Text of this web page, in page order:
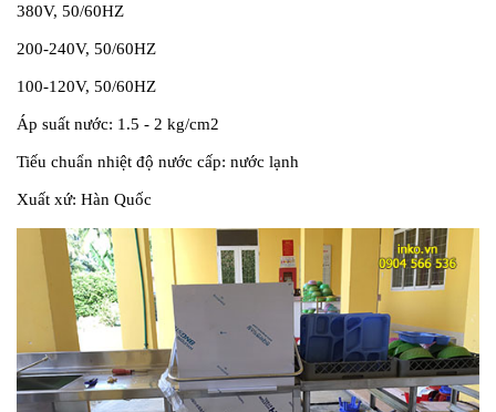
380V, 50/60HZ
200-240V, 50/60HZ
100-120V, 50/60HZ
Áp suất nước: 1.5 - 2 kg/cm2
Tiếu chuẩn nhiệt độ nước cấp: nước lạnh
Xuất xứ: Hàn Quốc